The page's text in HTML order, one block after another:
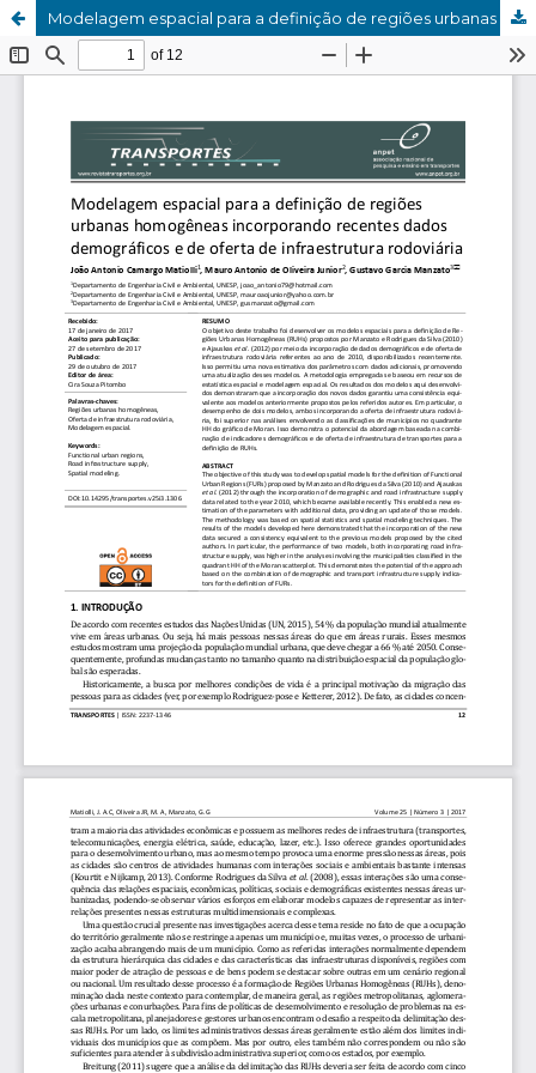
Modelagem espacial para a definição de regiões urbanas homogêneas incorporando recentes dados demográficos e de oferta de infraestrutura rodoviária